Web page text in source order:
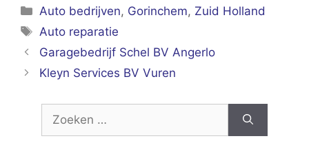
Categorieën
Auto bedrijven, Gorinchem, Zuid Holland
Tags
Auto reparatie
Garagebedrijf Schel BV Angerlo
Kleyn Services BV Vuren
naar: